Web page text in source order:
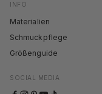
SOCIAL MEDIA
INFO
Materialien
Schmuckpflege
Größenguide